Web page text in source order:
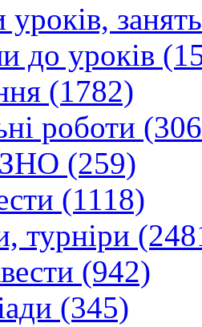
уроків,
до уроків
(1782)
роботи
(259)
(1118)
турніри
(942)
(345)